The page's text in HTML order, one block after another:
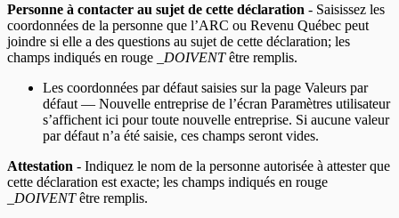
Personne à contacter au sujet de cette déclaration - Saisissez les
coordonnées de la personne que l’ARC ou Revenu Québec peut
joindre si elle a des questions au sujet de cette déclaration; les
champs indiqués en rouge _ DOIVENTêtre remplis.
Les coordonnées par défaut saisies sur la page Valeurs par
défaut — Nouvelle entreprise de l’écran Paramètres utilisateur
s’affichent ici pour toute nouvelle entreprise. Si aucune valeur
par défaut n’a été saisie, ces champs seront vides.
Attestation - Indiquez le nom de la personne autorisée à attester que
cette déclaration est exacte; les champs indiqués en rouge
DOIVENTêtre remplis.